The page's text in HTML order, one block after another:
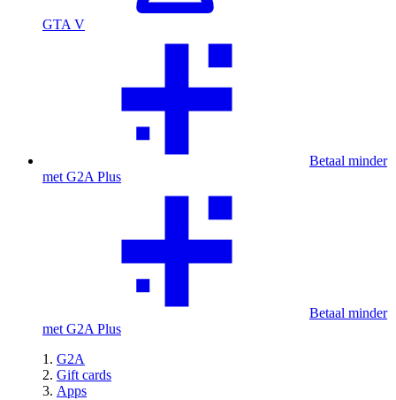
GTA V
Betaal minder
met G2A Plus
Betaal minder
met G2A Plus
G2A
Gift cards
Apps